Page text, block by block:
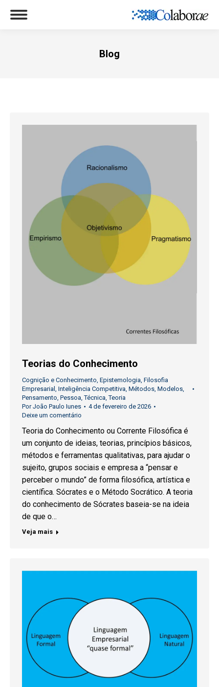
Blog
Teorias do Conhecimento
Cognição e Conhecimento Epistemologia Filosofia
Empresarial
Inteligência Competitiva Métodos Modelos
Pensamento Pessoa ,Técnica ,Teoria
PorJoão Paulo Iunes
4 de fevereiro de 2026
Deixe um comentário
Teoria do Conhecimento ou Corrente Filosófica é
um conjunto de ideias, teorias, princípios básicos,
métodos e ferramentas qualitativas, para ajudar o
sujeito, grupos sociais e empresa a “pensar e
perceber o mundo” de forma filosófica, artística e
científica. Sócrates e o Método Socrático. A teoria
do conhecimento de Sócrates baseia-se na ideia
de que o…
Veja mais